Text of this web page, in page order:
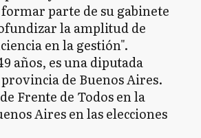
parte de su gabinete
la amplitud de
en la gestión".
años, es una diputada
de Buenos Aires.
Frente de Todos en la
Aires en las elecciones